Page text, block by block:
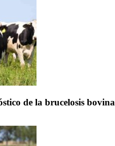
de la brucelosis bovina